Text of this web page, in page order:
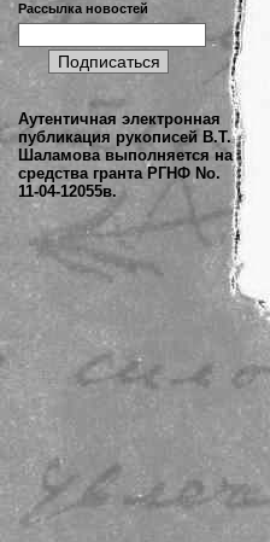
Рассылка новостей
Аутентичная электронная
публикация рукописей В.Т.
Шаламова выполняется на
средства гранта РГНФ No.
11-04-12055в.